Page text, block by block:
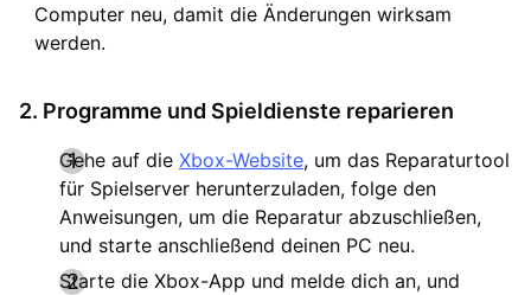
Computer neu, damit die Änderungen wirksam
werden.
2. Programme und Spieldienste reparieren
Gehe auf die Xbox-Website, um das Reparaturtool
für Spielserver herunterzuladen, folge den
Anweisungen, um die Reparatur abzuschließen,
und starte anschließend deinen PC neu.
Starte die Xbox-App und melde dich an, und